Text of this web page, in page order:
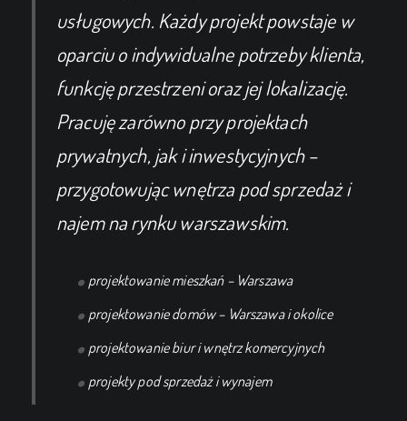
usługowych. Każdy projekt powstaje w
oparciu o indywidualne potrzeby klienta,
funkcję przestrzeni oraz jej lokalizację.
Pracuję zarówno przy projektach
prywatnych, jak i inwestycyjnych –
przygotowując wnętrza pod sprzedaż i
najem na rynku warszawskim.
projektowanie mieszkań – Warszawa
projektowanie domów – Warszawa i okolice
projektowanie biur i wnętrz komercyjnych
projekty pod sprzedaż i wynajem